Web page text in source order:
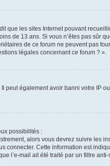
que les sites Internet pouvant
de 13 ans. Si vous n’êtes pas sûr
de ce forum ne peuvent pas
légales concernant ce forum ? ».
peut également avoir banni votre
possibilités :
alors vous devrez suivre
Cette information est
l’e-mail ait été traité par un filtre